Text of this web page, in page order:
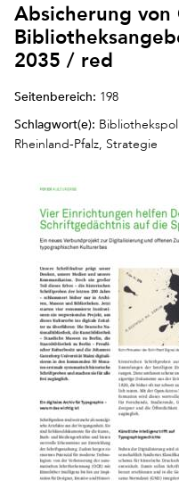
Absicherung
2035 / red
Seitenbereich: 198
Schlagwort(e):
Rheinland-Pfalz, Strategie